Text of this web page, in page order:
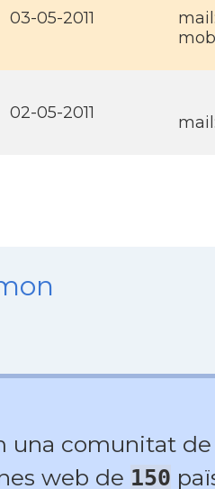
03-05-2011 mail:
02-05-2011 mail:
una comunitat de
web de 150